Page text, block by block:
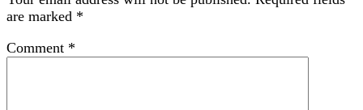
are marked *
Comment *